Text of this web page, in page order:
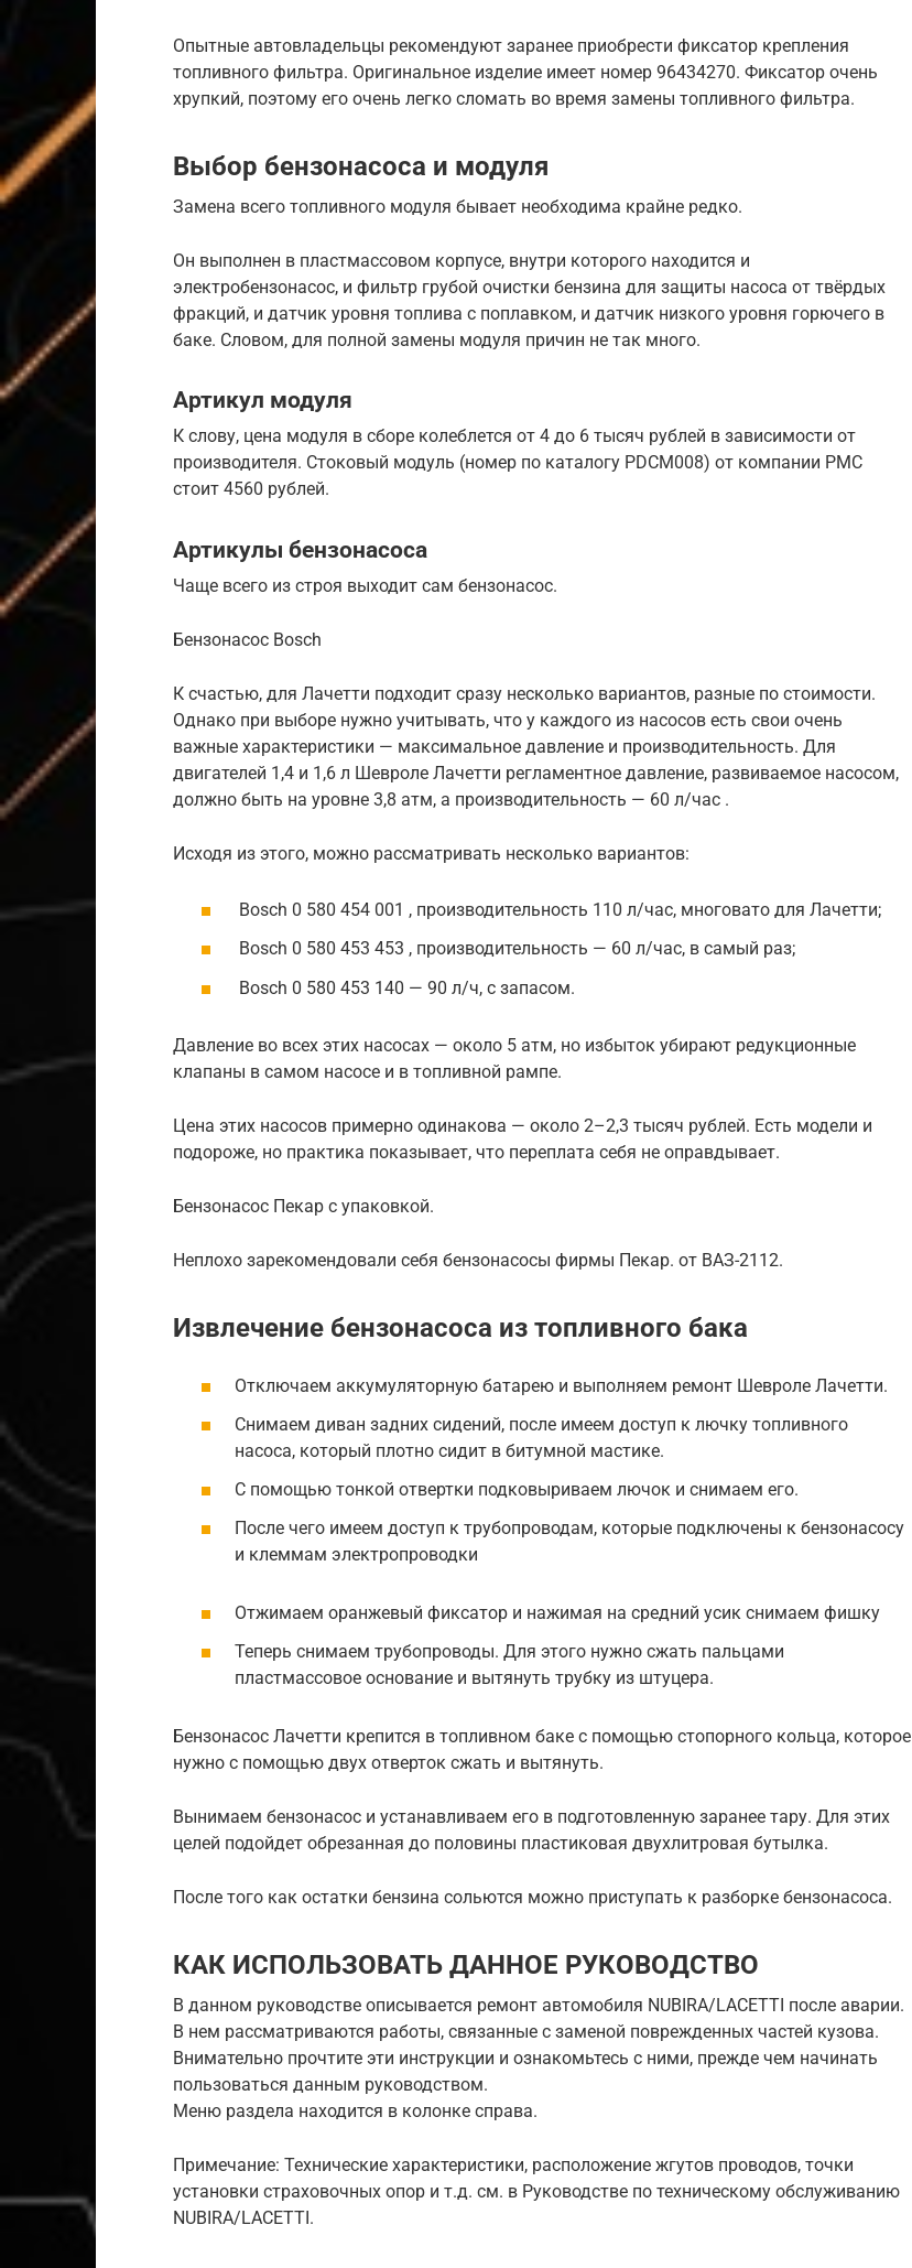
Опытные автовладельцы рекомендуют заранее приобрести фиксатор крепления
топливного фильтра. Оригинальное изделие имеет номер 96434270. Фиксатор очень
хрупкий, поэтому его очень легко сломать во время замены топливного фильтра.
Выбор бензонасоса и модуля
Замена всего топливного модуля бывает необходима крайне редко.
Он выполнен в пластмассовом корпусе, внутри которого находится и
электробензонасос, и фильтр грубой очистки бензина для защиты насоса от твёрдых
фракций, и датчик уровня топлива с поплавком, и датчик низкого уровня горючего в
баке. Словом, для полной замены модуля причин не так много.
Артикул модуля
К слову, цена модуля в сборе колеблется от 4 до 6 тысяч рублей в зависимости от
производителя. Стоковый модуль (номер по каталогу PDCM008) от компании РМС
стоит 4560 рублей.
Артикулы бензонасоса
Чаще всего из строя выходит сам бензонасос.
Бензонасос Bosch
К счастью, для Лачетти подходит сразу несколько вариантов, разные по стоимости.
Однако при выборе нужно учитывать, что у каждого из насосов есть свои очень
важные характеристики — максимальное давление и производительность. Для
двигателей 1,4 и 1,6 л Шевроле Лачетти регламентное давление, развиваемое насосом,
должно быть на уровне 3,8 атм, а производительность — 60 л/час .
Исходя из этого, можно рассматривать несколько вариантов:
Bosch 0 580 454 001 , производительность 110 л/час, многовато для Лачетти;
Bosch 0 580 453 453 , производительность — 60 л/час, в самый раз;
Bosch 0 580 453 140 — 90 л/ч, с запасом.
Давление во всех этих насосах — около 5 атм, но избыток убирают редукционные
клапаны в самом насосе и в топливной рампе.
Цена этих насосов примерно одинакова — около 2–2,3 тысяч рублей. Есть модели и
подороже, но практика показывает, что переплата себя не оправдывает.
Бензонасос Пекар с упаковкой.
Неплохо зарекомендовали себя бензонасосы фирмы Пекар. от ВАЗ-2112.
Извлечение бензонасоса из топливного бака
Отключаем аккумуляторную батарею и выполняем ремонт Шевроле Лачетти.
Снимаем диван задних сидений, после имеем доступ к лючку топливного
насоса, который плотно сидит в битумной мастике.
С помощью тонкой отвертки подковыриваем лючок и снимаем его.
После чего имеем доступ к трубопроводам, которые подключены к бензонасосу
и клеммам электропроводки
Отжимаем оранжевый фиксатор и нажимая на средний усик снимаем фишку
Теперь снимаем трубопроводы. Для этого нужно сжать пальцами
пластмассовое основание и вытянуть трубку из штуцера.
Бензонасос Лачетти крепится в топливном баке с помощью стопорного кольца, которое
нужно с помощью двух отверток сжать и вытянуть.
Вынимаем бензонасос и устанавливаем его в подготовленную заранее тару. Для этих
целей подойдет обрезанная до половины пластиковая двухлитровая бутылка.
После того как остатки бензина сольются можно приступать к разборке бензонасоса.
КАК ИСПОЛЬЗОВАТЬ ДАННОЕ РУКОВОДСТВО
В данном руководстве описывается ремонт автомобиля NUBIRA/LACETTI после аварии.
В нем рассматриваются работы, связанные с заменой поврежденных частей кузова.
Внимательно прочтите эти инструкции и ознакомьтесь с ними, прежде чем начинать
пользоваться данным руководством.
Меню раздела находится в колонке справа.
Примечание: Технические характеристики, расположение жгутов проводов, точки
установки страховочных опор и т.д. см. в Руководстве по техническому обслуживанию
NUBIRA/LACETTI.